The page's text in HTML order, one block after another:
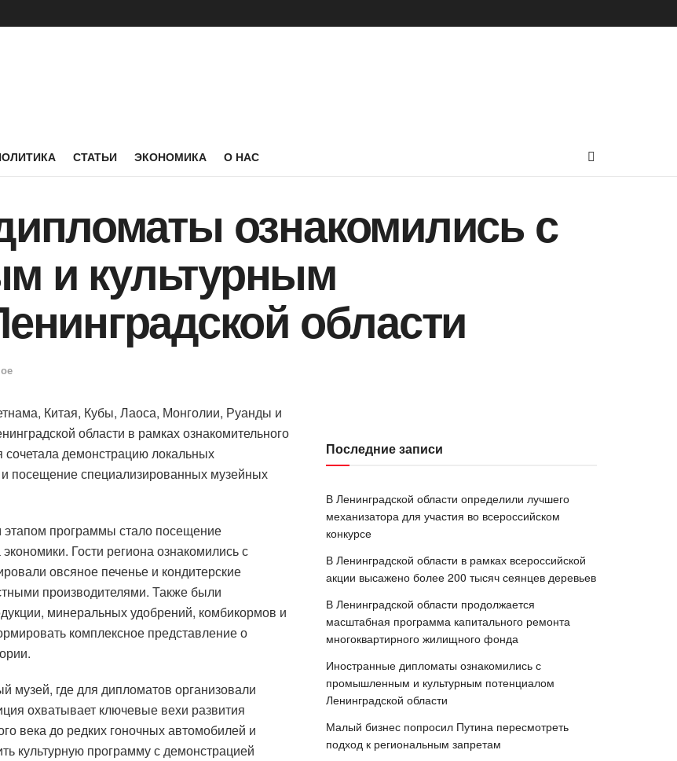
СТАТЬИ ЭКОНОМИКА О НАС
ознакомились с
и культурным
области
Китая, Кубы, Лаоса, Монголии, Руанды и
области в рамках ознакомительного
демонстрацию локальных
посещение специализированных музейных
программы стало посещение
Гости региона ознакомились с
овсяное печенье и кондитерские
производителями. Также были
минеральных удобрений, комбикормов и
комплексное представление о
где для дипломатов организовали
охватывает ключевые вехи развития
века до редких гоночных автомобилей и
культурную программу с демонстрацией
Последние записи
В Ленинградской области определили лучшего
механизатора для участия во всероссийском
конкурсе
В Ленинградской области в рамках всероссийской
акции высажено более 200 тысяч сеянцев деревьев
В Ленинградской области продолжается
масштабная программа капитального ремонта
многоквартирного жилищного фонда
Иностранные дипломаты ознакомились с
промышленным и культурным потенциалом
Ленинградской области
Малый бизнес попросил Путина пересмотреть
подход к региональным запретам